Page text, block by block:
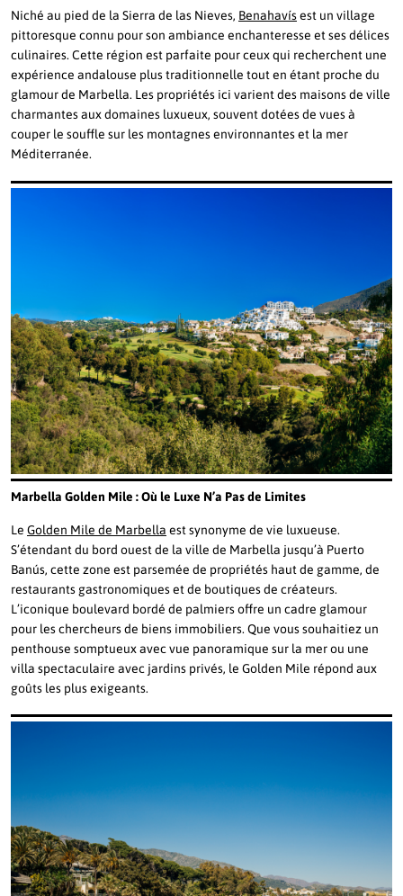
Niché au pied de la Sierra de las Nieves, Benahavísest un village
pittoresque connu pour son ambiance enchanteresse et ses délices
culinaires. Cette région est parfaite pour ceux qui recherchent une
expérience andalouse plus traditionnelle tout en étant proche du
glamour de Marbella. Les propriétés ici varient des maisons de ville
charmantes aux domaines luxueux, souvent dotées de vues à
couper le souffle sur les montagnes environnantes et la mer
Méditerranée.
Marbella Golden Mile : Où le Luxe N’a Pas de Limites
Le Golden Mile de Marbella est synonyme de vie luxueuse.
S’étendant du bord ouest de la ville de Marbella jusqu’à Puerto
Banús, cette zone est parsemée de propriétés haut de gamme, de
restaurants gastronomiques et de boutiques de créateurs.
L’iconique boulevard bordé de palmiers offre un cadre glamour
pour les chercheurs de biens immobiliers. Que vous souhaitiez un
penthouse somptueux avec vue panoramique sur la mer ou une
villa spectaculaire avec jardins privés, le Golden Mile répond aux
goûts les plus exigeants.